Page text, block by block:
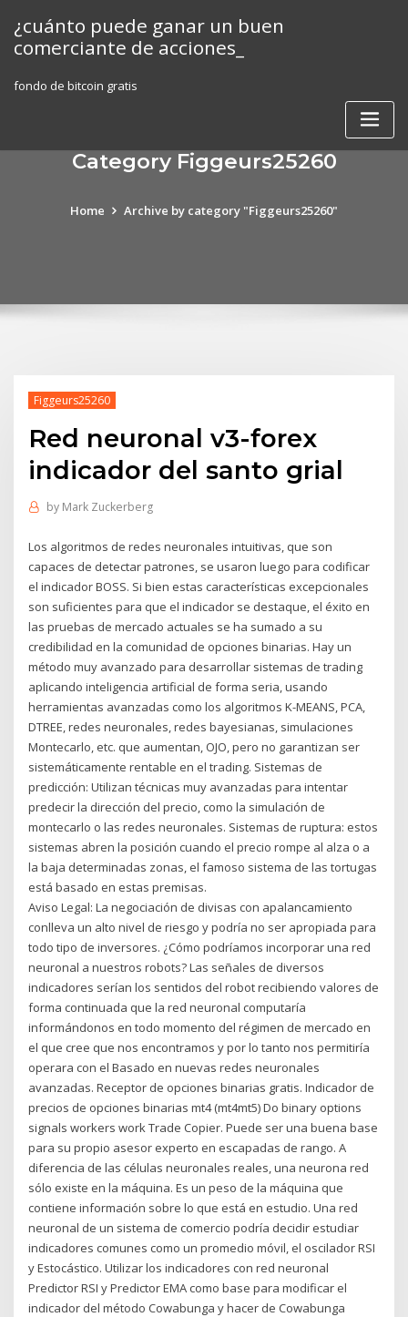
content
¿cuánto puede ganar un buen
comerciante de acciones_
fondo de bitcoin gratis
Category Figgeurs25260
Home Archive by category "Figgeurs25260"
Figgeurs25260
Red neuronal v3-forex
indicador del santo grial
by Mark Zuckerberg
Los algoritmos de redes neuronales intuitivas, que son
capaces de detectar patrones, se usaron luego para codificar
el indicador BOSS. Si bien estas características excepcionales
son suficientes para que el indicador se destaque, el éxito en
las pruebas de mercado actuales se ha sumado a su
credibilidad en la comunidad de opciones binarias. Hay un
método muy avanzado para desarrollar sistemas de trading
aplicando inteligencia artificial de forma seria, usando
herramientas avanzadas como los algoritmos K-MEANS, PCA,
DTREE, redes neuronales, redes bayesianas, simulaciones
Montecarlo, etc. que aumentan, OJO, pero no garantizan ser
sistemáticamente rentable en el trading. Sistemas de
predicción: Utilizan técnicas muy avanzadas para intentar
predecir la dirección del precio, como la simulación de
montecarlo o las redes neuronales. Sistemas de ruptura: estos
sistemas abren la posición cuando el precio rompe al alza o a
la baja determinadas zonas, el famoso sistema de las tortugas
está basado en estas premisas.
Aviso Legal: La negociación de divisas con apalancamiento
conlleva un alto nivel de riesgo y podría no ser apropiada para
todo tipo de inversores. ¿Cómo podríamos incorporar una red
neuronal a nuestros robots? Las señales de diversos
indicadores serían los sentidos del robot recibiendo valores de
forma continuada que la red neuronal computaría
informándonos en todo momento del régimen de mercado en
el que cree que nos encontramos y por lo tanto nos permitiría
operara con el Basado en nuevas redes neuronales
avanzadas. Receptor de opciones binarias gratis. Indicador de
precios de opciones binarias mt4 (mt4mt5) Do binary options
signals workers work Trade Copier. Puede ser una buena base
para su propio asesor experto en escapadas de rango. A
diferencia de las células neuronales reales, una neurona red
sólo existe en la máquina. Es un peso de la máquina que
contiene información sobre lo que está en estudio. Una red
neuronal de un sistema de comercio podría decidir estudiar
indicadores comunes como un promedio móvil, el oscilador RSI
y Estocástico. Utilizar los indicadores con red neuronal
Predictor RSI y Predictor EMA como base para modificar el
indicador del método Cowabunga y hacer de Cowabunga